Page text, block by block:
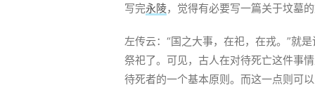
写完永陵，觉得有必要写一篇关于坟墓
左传云：“国之大事，在祀，在戎。”就
祭祀了。可见，古人在对待死亡这件事
待死者的一个基本原则。而这一点则可